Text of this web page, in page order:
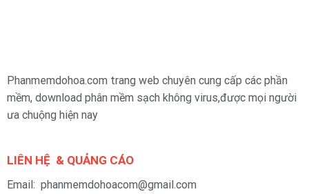
Phanmemdohoa.com trang web chuyên cung cấp các phần
mềm, download phân mềm sạch không virus,được mọi người
ưa chuộng hiện nay
LIÊN HỆ & QUẢNG CÁO
Email: phanmemdohoacom@gmail.com